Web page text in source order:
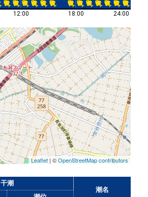
12:00 18:00 24:00
Leaflet| ©OpenStreetMap contributors
干潮
潮名